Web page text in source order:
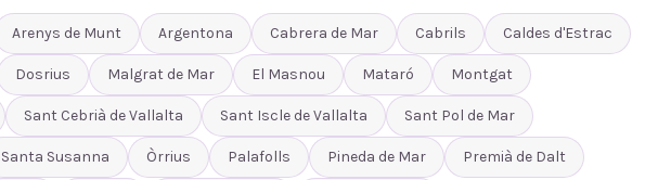
Arenys de Munt Argentona Cabrera de Mar Cabrils Caldes d'Estrac
Dosrius Malgrat de Mar El Masnou Mataró Montgat
Sant Cebrià de Vallalta Sant Iscle de Vallalta Sant Pol de Mar
Santa Susanna Òrrius Palafolls Pineda de Mar Premià de Dalt